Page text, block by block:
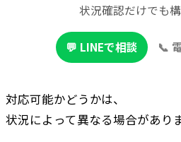
状況確認だけでも構
💬 LINEで相談 📞
対応可能かどうかは、
状況によって異なる場合がありま